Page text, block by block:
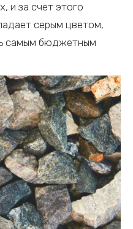
и за счет этого
серым цветом,
самым бюджетным